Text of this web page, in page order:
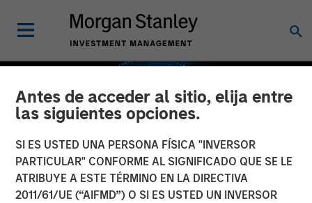
Antes de acceder al sitio, elija entre
las siguientes opciones.
SI ES USTED UNA PERSONA FÍSICA "INVERSOR
PARTICULAR" CONFORME AL SIGNIFICADO QUE SE LE
ATRIBUYE A ESTE TÉRMINO EN LA DIRECTIVA
2011/61/UE (“AIFMD”) O SI ES USTED UN INVERSOR